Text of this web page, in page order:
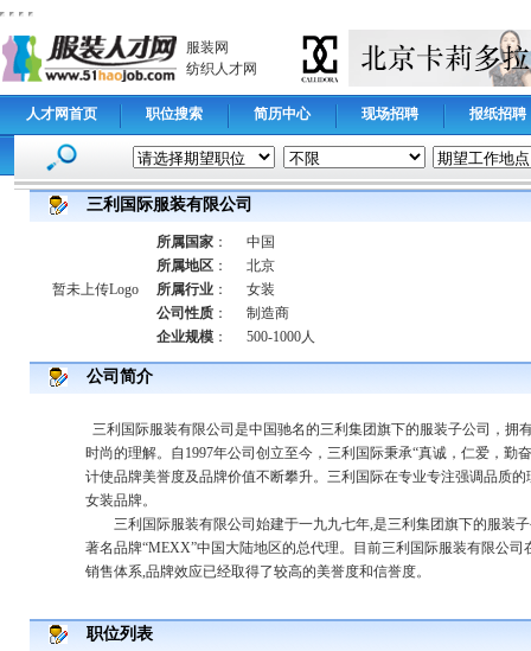
服装网
纺织人才网
人才网首页 职位搜索 简历中心 现场招聘 报纸招聘
三利国际服装有限公司
暂未上传Logo
所属国家 ：
中国
所属地区 ：
北京
所属行业 ：
女装
公司性质 ：
制造商
企业规模 ： 500-1000人
公司简介
三利国际服装有限公司是中国驰名的三利集团旗下的服装子公司，
时尚的理解。自1997年公司创立至今，三利国际秉承“真诚，仁爱，
计使品牌美誉度及品牌价值不断攀升。三利国际在专业专注强调品质
女装品牌。
三利国际服装有限公司始建于一九九七年,是三利集团旗下的服装子
著名品牌“MEXX”中国大陆地区的总代理。目前三利国际服装有限公
销售体系,品牌效应已经取得了较高的美誉度和信誉度。
职位列表